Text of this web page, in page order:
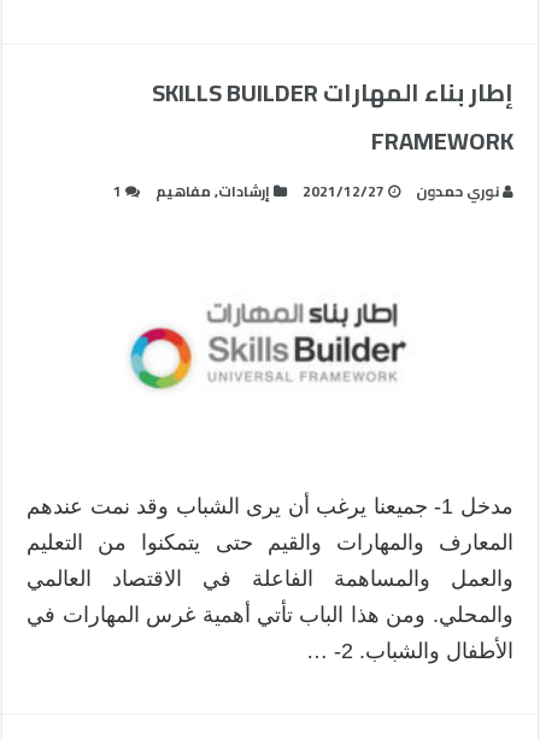
إطار بناء المهارات SKILLS BUILDER
FRAMEWORK
نوري حمدون 2021/12/27 إرشادات,مفاهيم 1
مدخل 1- جميعنا يرغب أن يرى الشباب وقد نمت عندهم
المعارف والمهارات والقيم حتى يتمكنوا من التعليم
والعمل والمساهمة الفاعلة في الاقتصاد العالمي
والمحلي. ومن هذا الباب تأتي أهمية غرس المهارات في
الأطفال والشباب. 2- …